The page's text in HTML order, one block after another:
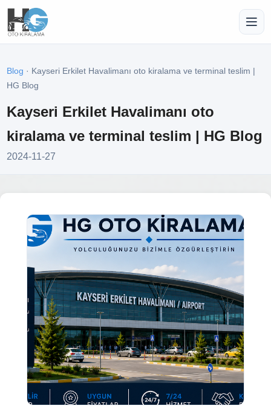
Blog · Kayseri Erkilet Havalimanı oto kiralama ve terminal teslim |
HG Blog
Kayseri Erkilet Havalimanı oto
kiralama ve terminal teslim | HG Blog
2024-11-27